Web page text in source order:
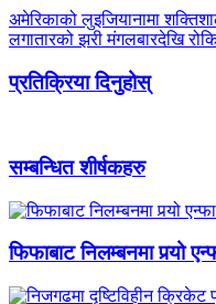
अमेरिकाको लुइजियानामा
लगातारको झरी मंगलबारदेखि
प्रतिक्रिया दिनुहोस्
सम्बन्धित शीर्षकहरु
फिफाबाट निलम्बनमा पर्‍यो